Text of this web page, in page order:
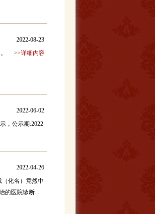
2022-08-23
。 >>详细内容
2022-06-02
，公示期:2022
2022-04-26
化名）竟然中
的医院诊断...